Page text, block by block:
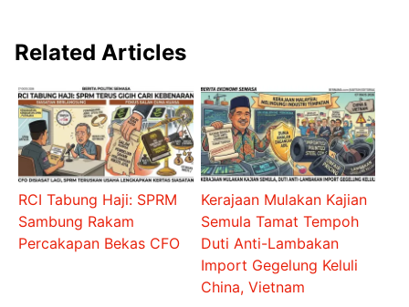
Related Articles
RCI Tabung Haji: SPRM
Sambung Rakam
Percakapan Bekas CFO
Kerajaan Mulakan Kajian
Semula Tamat Tempoh
Duti Anti-Lambakan
Import Gegelung Keluli
China, Vietnam